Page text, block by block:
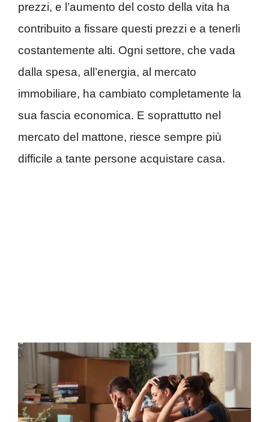
prezzi, e l’aumento del costo della vita ha
contribuito a fissare questi prezzi e a tenerli
costantemente alti. Ogni settore, che vada
dalla spesa, all’energia, al mercato
immobiliare, ha cambiato completamente la
sua fascia economica. E soprattutto nel
mercato del mattone, riesce sempre più
difficile a tante persone acquistare casa.